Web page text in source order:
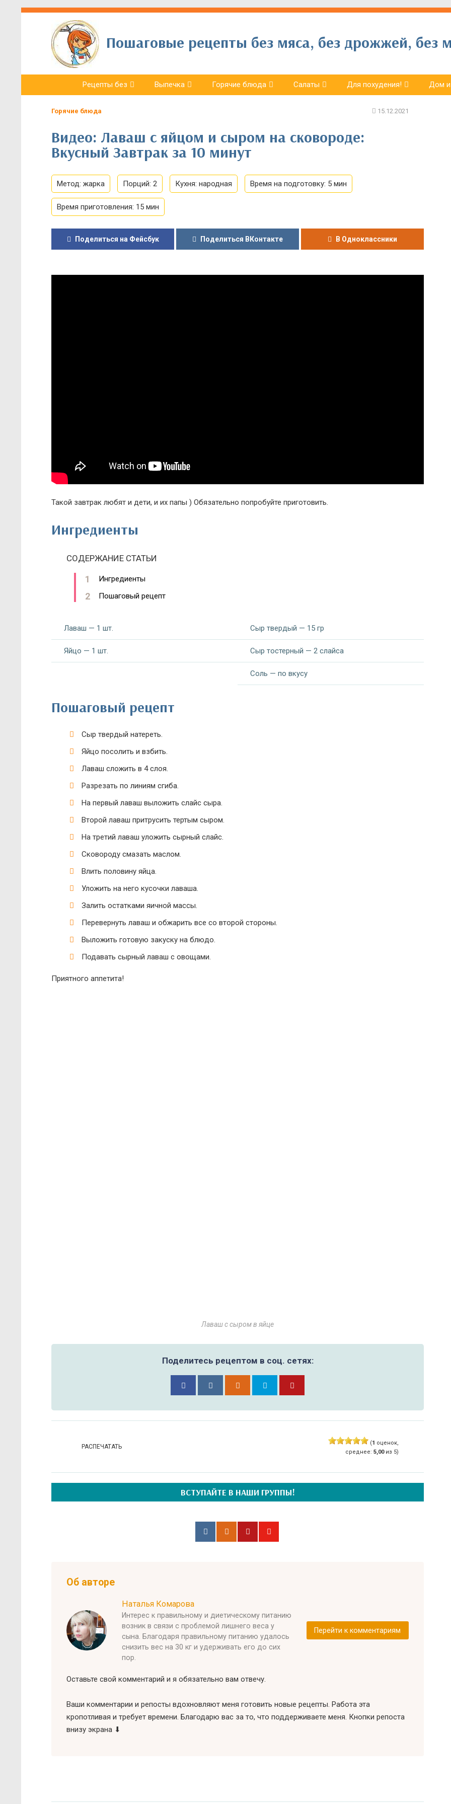
Пошаговые рецепты без мяса, без дрожжей, без
Рецепты без Выпечка Горячие блюда Салаты Для похудения! Дом и
Горячие блюда
Видео: Лаваш с яйцом и сыром на сковороде:
Вкусный Завтрак за 10 минут
Метод: жарка Порций: 2 Кухня: народная Время на подготовку: 5 мин
Время приготовления: 15 мин
Поделиться на Фейсбук Поделиться ВКонтакте В Одноклассники
Такой завтрак любят и дети, и их папы ) Обязательно попробуйте приготовить.
Ингредиенты
СОДЕРЖАНИЕ СТАТЬИ
Ингредиенты
Пошаговый рецепт
Лаваш — 1 шт.
Яйцо — 1 шт.
Сыр твердый — 15 гр
Сыр тостерный — 2 слайса
Соль — по вкусу
Пошаговый рецепт
Сыр твердый натереть.
Яйцо посолить и взбить.
Лаваш сложить в 4 слоя.
Разрезать по линиям сгиба.
На первый лаваш выложить слайс сыра.
Второй лаваш притрусить тертым сыром.
На третий лаваш уложить сырный слайс.
Сковороду смазать маслом.
Влить половину яйца.
Уложить на него кусочки лаваша.
Залить остатками яичной массы.
Перевернуть лаваш и обжарить все со второй стороны.
Выложить готовую закуску на блюдо.
Подавать сырный лаваш с овощами.
Приятного аппетита!
Лаваш с сыром в яйце
Поделитесь рецептом в соц. сетях:
РАСПЕЧАТАТЬ (1 оценок,
среднее: 5,00из 5)
ВСТУПАЙТЕ В НАШИ ГРУППЫ!
Об авторе
Наталья Комарова
Интерес к правильному и диетическому питанию
возник в связи с проблемой лишнего веса у
сына. Благодаря правильному питанию удалось
снизить вес на 30 кг и удерживать его до сих
пор.
Перейти к комментариям
Оставьте свой комментарий и я обязательно вам отвечу.
Ваши комментарии и репосты вдохновляют меня готовить новые рецепты. Работа эта
кропотливая и требует времени. Благодарю вас за то, что поддерживаете меня. Кнопки репоста
внизу экрана ⬇